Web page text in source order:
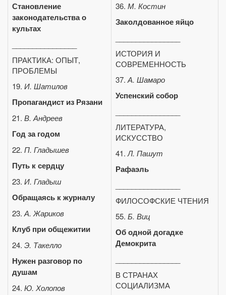
Становление
законодательства о
культах
ПРАКТИКА: ОПЫТ,
ПРОБЛЕМЫ
19. И. Шатилов
Пропагандист из Рязани
21. В. Андреев
Год за годом
22. П. Гладышев
Путь к сердцу
23. И. Гладыш
Обращаясь к журналу
23. А. Жариков
Клуб при общежитии
24. Э. Такелло
Нужен разговор по
душам
24. Ю. Холопов
36. М. Костин
Заколдованное яйцо
ИСТОРИЯ И
СОВРЕМЕННОСТЬ
37. А. Шамаро
Успенский собор
ЛИТЕРАТУРА,
ИСКУССТВО
41. Л. Пашут
Рафаэль
ФИЛОСОФСКИЕ ЧТЕНИЯ
55. Б. Виц
Об одной догадке
Демокрита
В СТРАНАХ
СОЦИАЛИЗМА